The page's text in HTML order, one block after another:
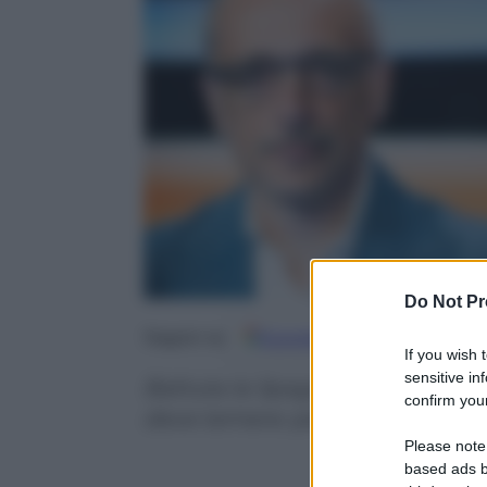
Do Not
If you wish
sensitive
confirm
Please
based ads
Battuta la Spagna, nei quarti